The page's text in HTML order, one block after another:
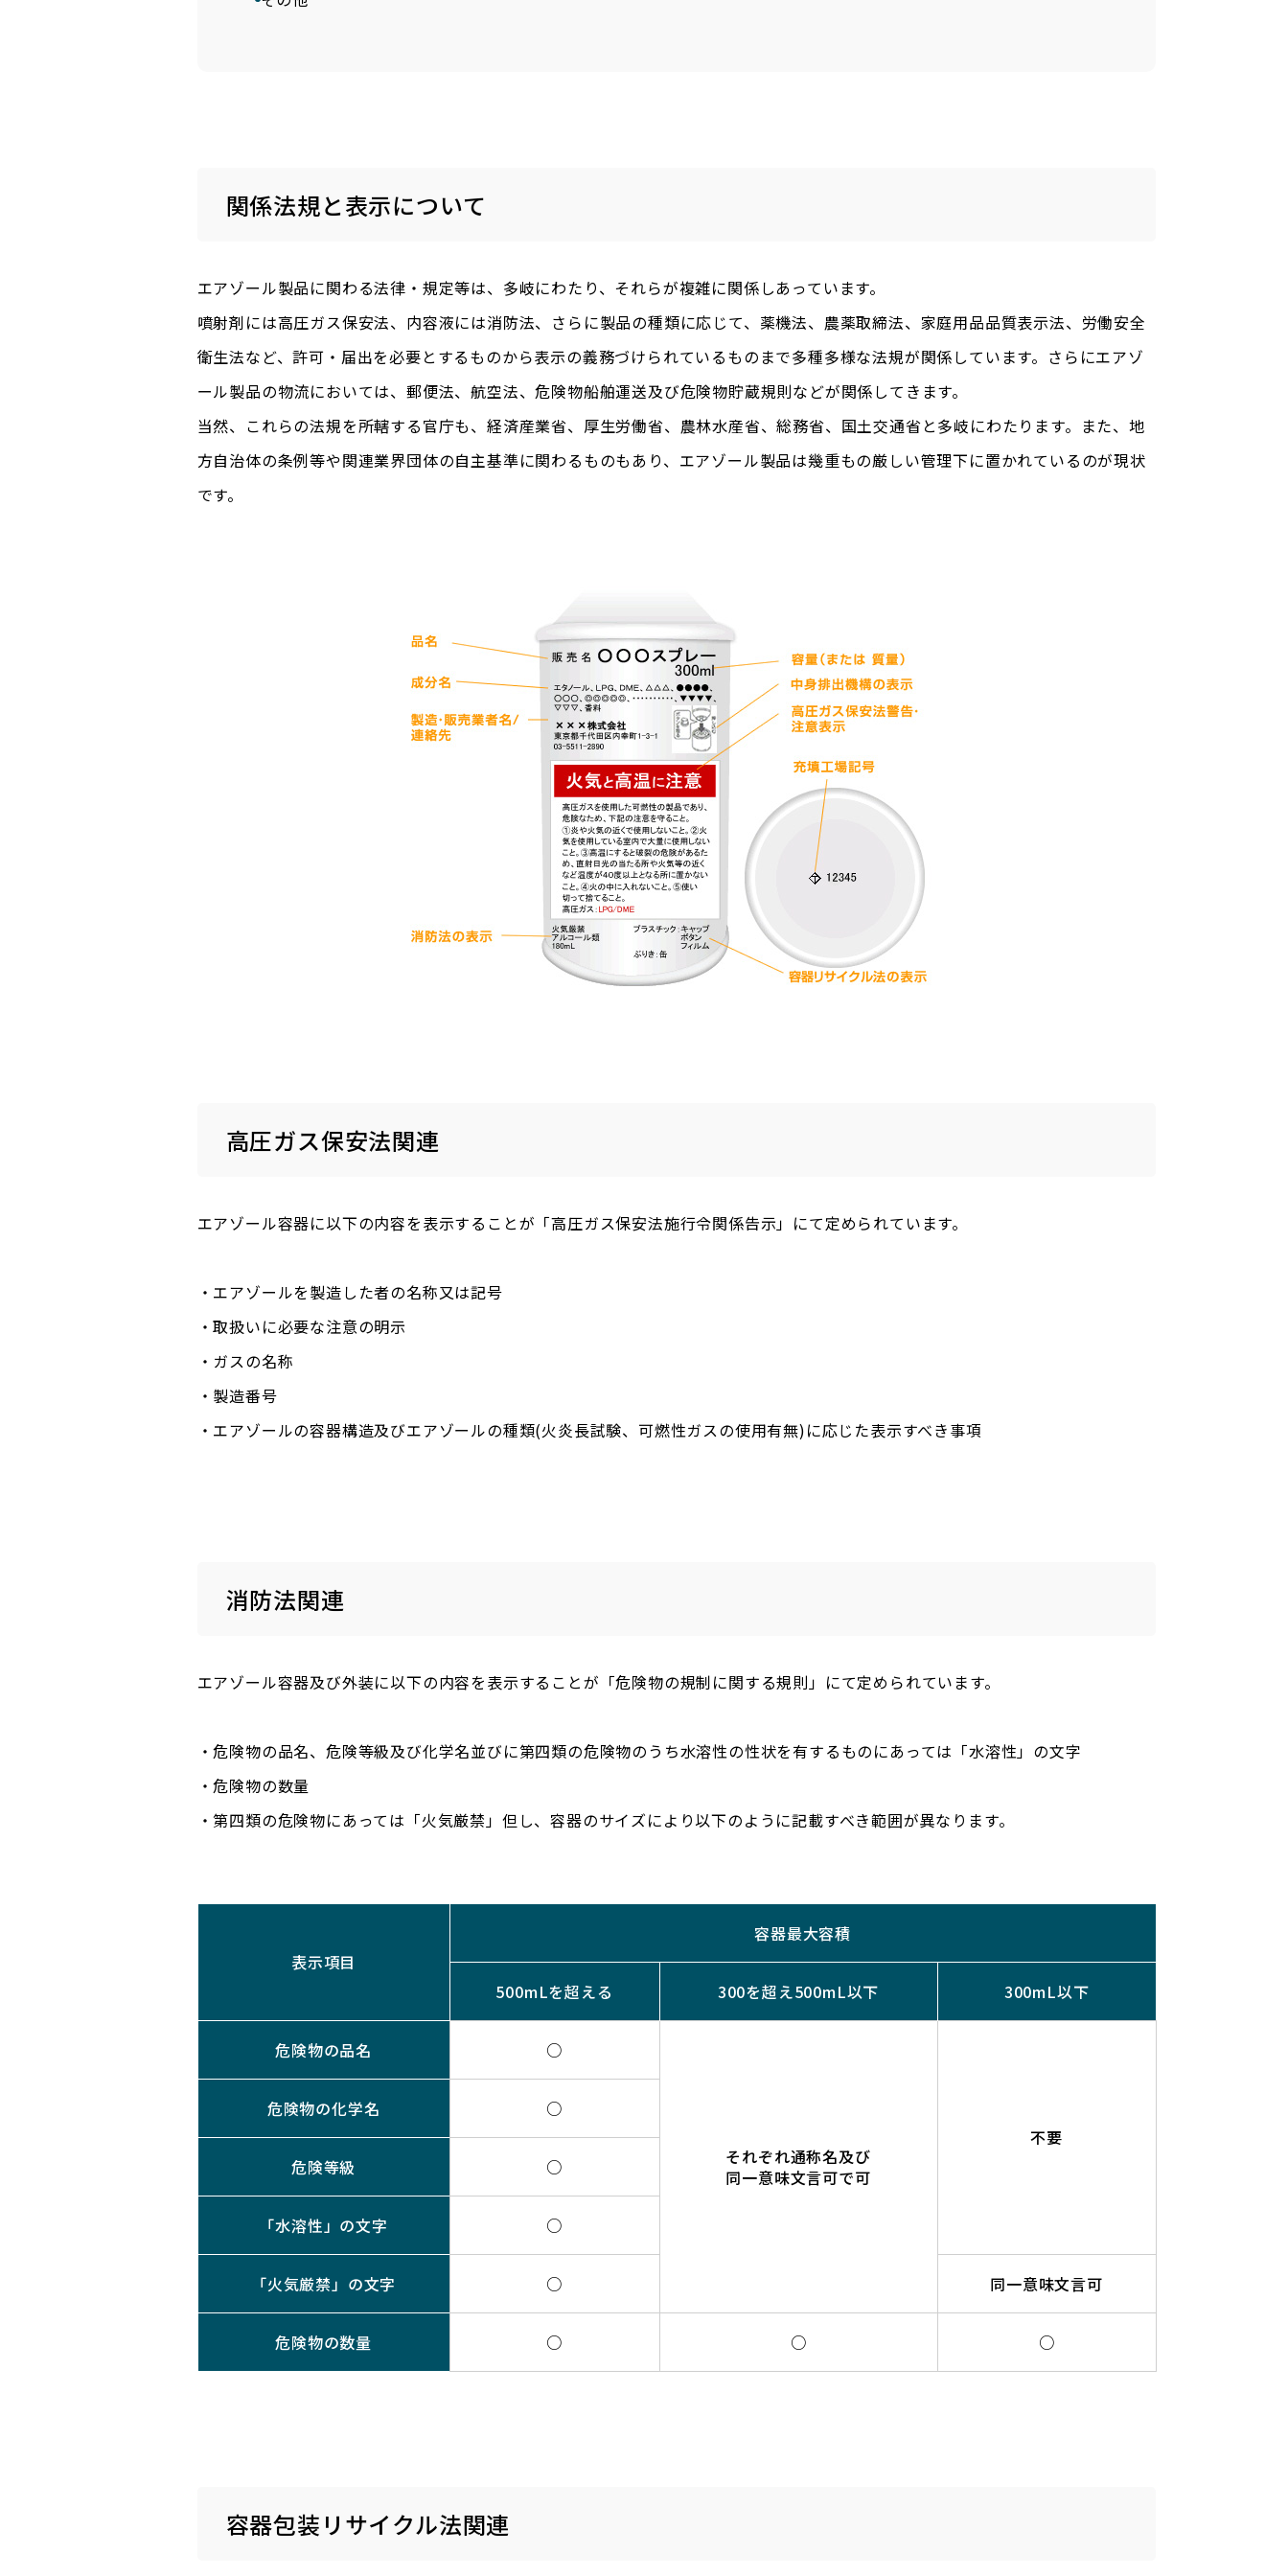
関係法規と表示について
エアゾール製品に関わる法律・規定等は、多岐にわたり、それらが複雑に関係しあっています。
噴射剤には高圧ガス保安法、内容液には消防法、さらに製品の種類に応じて、薬機法、農薬取締法、家庭用品品質表示法、労働安全
衛生法など、許可・届出を必要とするものから表示の義務づけられているものまで多種多様な法規が関係しています。さらにエアゾ
ール製品の物流においては、郵便法、航空法、危険物船舶運送及び危険物貯蔵規則などが関係してきます。
当然、これらの法規を所轄する官庁も、経済産業省、厚生労働省、農林水産省、総務省、国土交通省と多岐にわたります。また、地
方自治体の条例等や関連業界団体の自主基準に関わるものもあり、エアゾール製品は幾重もの厳しい管理下に置かれているのが現状
です。
高圧ガス保安法関連
エアゾール容器に以下の内容を表示することが「高圧ガス保安法施行令関係告示」にて定められています。
・エアゾールを製造した者の名称又は記号
・取扱いに必要な注意の明示
・ガスの名称
・製造番号
・エアゾールの容器構造及びエアゾールの種類(火炎長試験、可燃性ガスの使用有無)に応じた表示すべき事項
消防法関連
エアゾール容器及び外装に以下の内容を表示することが「危険物の規制に関する規則」にて定められています。
・危険物の品名、危険等級及び化学名並びに第四類の危険物のうち水溶性の性状を有するものにあっては「水溶性」の文字
・危険物の数量
・第四類の危険物にあっては「火気厳禁」但し、容器のサイズにより以下のように記載すべき範囲が異なります。
表示項目
容器最大容積
500mLを超える 300を超え500mL以下 300mL以下
危険物の品名 ○
それぞれ通称名及び
同一意味文言可で可
不要
危険物の化学名 ○
危険等級 ○
「水溶性」の文字 ○
「火気厳禁」の文字 ○ 同一意味文言可
危険物の数量 ○ ○ ○
容器包装リサイクル法関連